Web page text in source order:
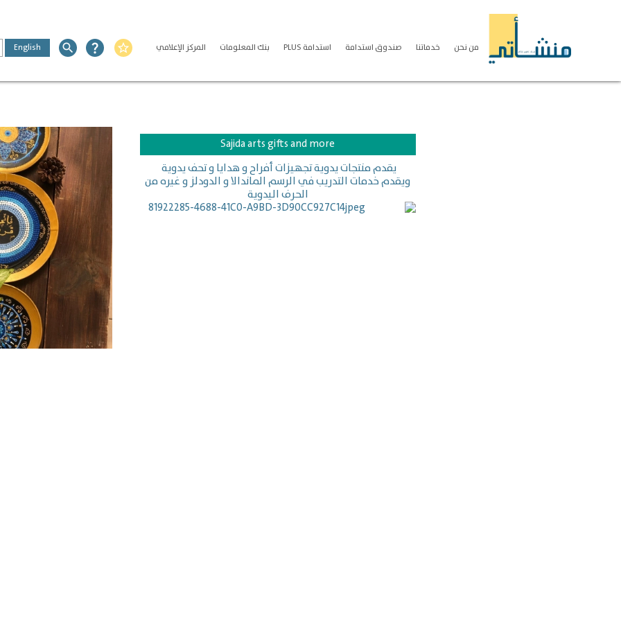
من نحن خدماتنا صندوق استدامة استدامة PLUS بنك المعلومات المركز الإعلامي star_border
question_mark
search
English
Sajida arts gifts and more
يقدم منتجات يدوية تجهيزات أفراح و هدايا و تحف يدوية
ويقدم خدمات التدريب في الرسم الماندالا و الدودلز و غيره من
الحرف اليدوية